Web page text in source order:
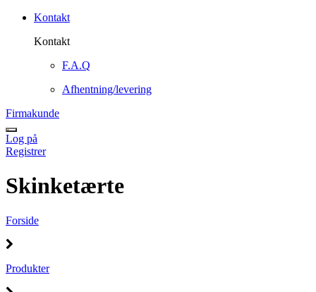
Kontakt
Kontakt
F.A.Q
Afhentning/levering
Firmakunde
Log på
Registrer
Skinketærte
Forside
Produkter